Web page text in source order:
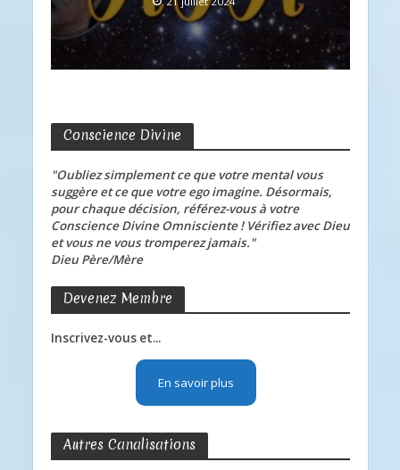
Conscience Divine
"Oubliez simplement ce que votre mental vous
suggère et ce que votre ego imagine. Désormais,
pour chaque décision, référez-vous à votre
Conscience Divine Omnisciente ! Vérifiez avec Dieu
et vous ne vous tromperez jamais."
Dieu Père/Mère
Devenez Membre
Inscrivez-vous et...
En savoir plus
Autres Canalisations